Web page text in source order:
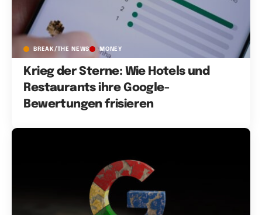
BREAK/THE NEWS MONEY
Krieg der Sterne: Wie Hotels und
Restaurants ihre Google-
Bewertungen frisieren